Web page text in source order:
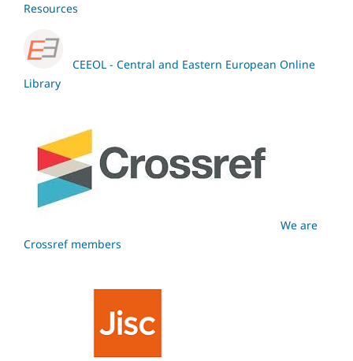
Resources
CEEOL - Central and Eastern European Online
Library
We are
Crossref members